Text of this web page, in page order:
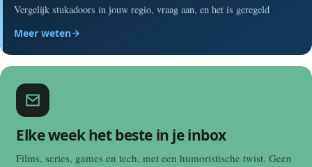
Vergelijk stukadoors in jouw regio, vraag aan, en het is geregeld
Meer weten
Elke week het beste in je inbox
Films, series, games en tech, met een humoristische twist. Geen